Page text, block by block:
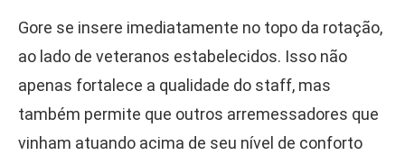
Gore se insere imediatamente no topo da rotação,
ao lado de veteranos estabelecidos. Isso não
apenas fortalece a qualidade do staff, mas
também permite que outros arremessadores que
vinham atuando acima de seu nível de conforto